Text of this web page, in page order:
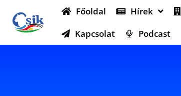
Főoldal Hírek
Kapcsolat
Podcast